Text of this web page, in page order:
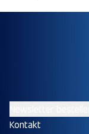
Kontakt